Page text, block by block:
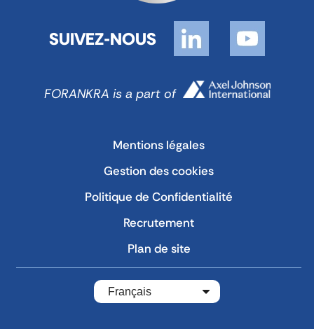
SUIVEZ-NOUS
FORANKRA is a part of
Mentions légales
Gestion des cookies
Politique de Confidentialité
Recrutement
Plan de site
Français